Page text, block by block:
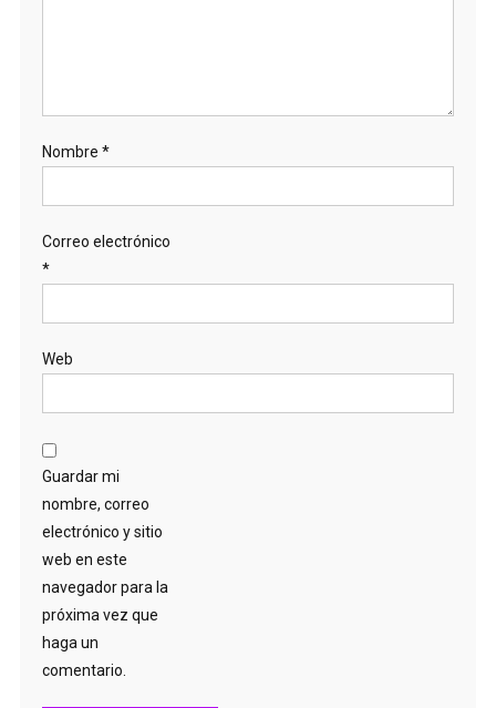
Nombre *
Correo electrónico
*
Web
Guardar mi
nombre, correo
electrónico y sitio
web en este
navegador para la
próxima vez que
haga un
comentario.